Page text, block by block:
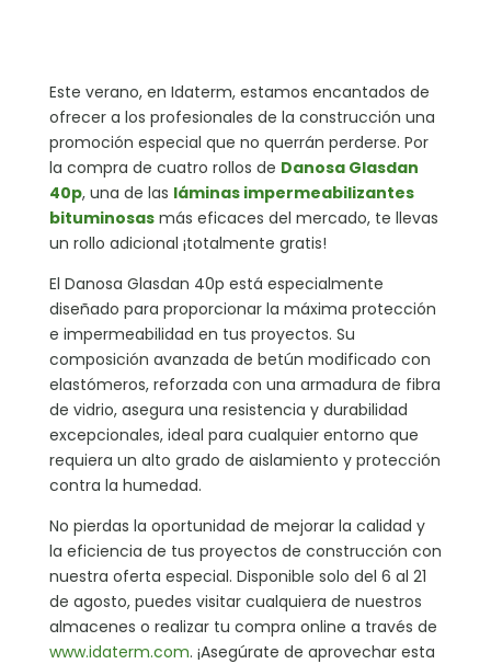
Este verano, en Idaterm, estamos encantados de
ofrecer a los profesionales de la construcción una
promoción especial que no querrán perderse. Por
la compra de cuatro rollos de Danosa Glasdan
40p, una de las láminas impermeabilizantes
bituminosasmás eficaces del mercado, te llevas
un rollo adicional ¡totalmente gratis!
El Danosa Glasdan 40p está especialmente
diseñado para proporcionar la máxima protección
e impermeabilidad en tus proyectos. Su
composición avanzada de betún modificado con
elastómeros, reforzada con una armadura de fibra
de vidrio, asegura una resistencia y durabilidad
excepcionales, ideal para cualquier entorno que
requiera un alto grado de aislamiento y protección
contra la humedad.
No pierdas la oportunidad de mejorar la calidad y
la eficiencia de tus proyectos de construcción con
nuestra oferta especial. Disponible solo del 6 al 21
de agosto, puedes visitar cualquiera de nuestros
almacenes o realizar tu compra online a través de
www.idaterm.com. ¡Asegúrate de aprovechar esta